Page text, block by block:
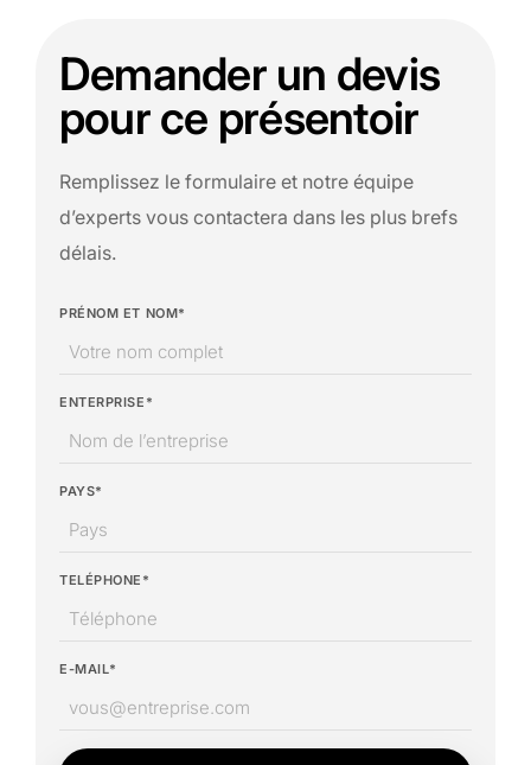
Demander un devis
pour ce présentoir
Remplissez le formulaire et notre équipe
d’experts vous contactera dans les plus brefs
délais.
PRÉNOM ET NOM*
ENTERPRISE*
PAYS*
TELÉPHONE*
E-MAIL*